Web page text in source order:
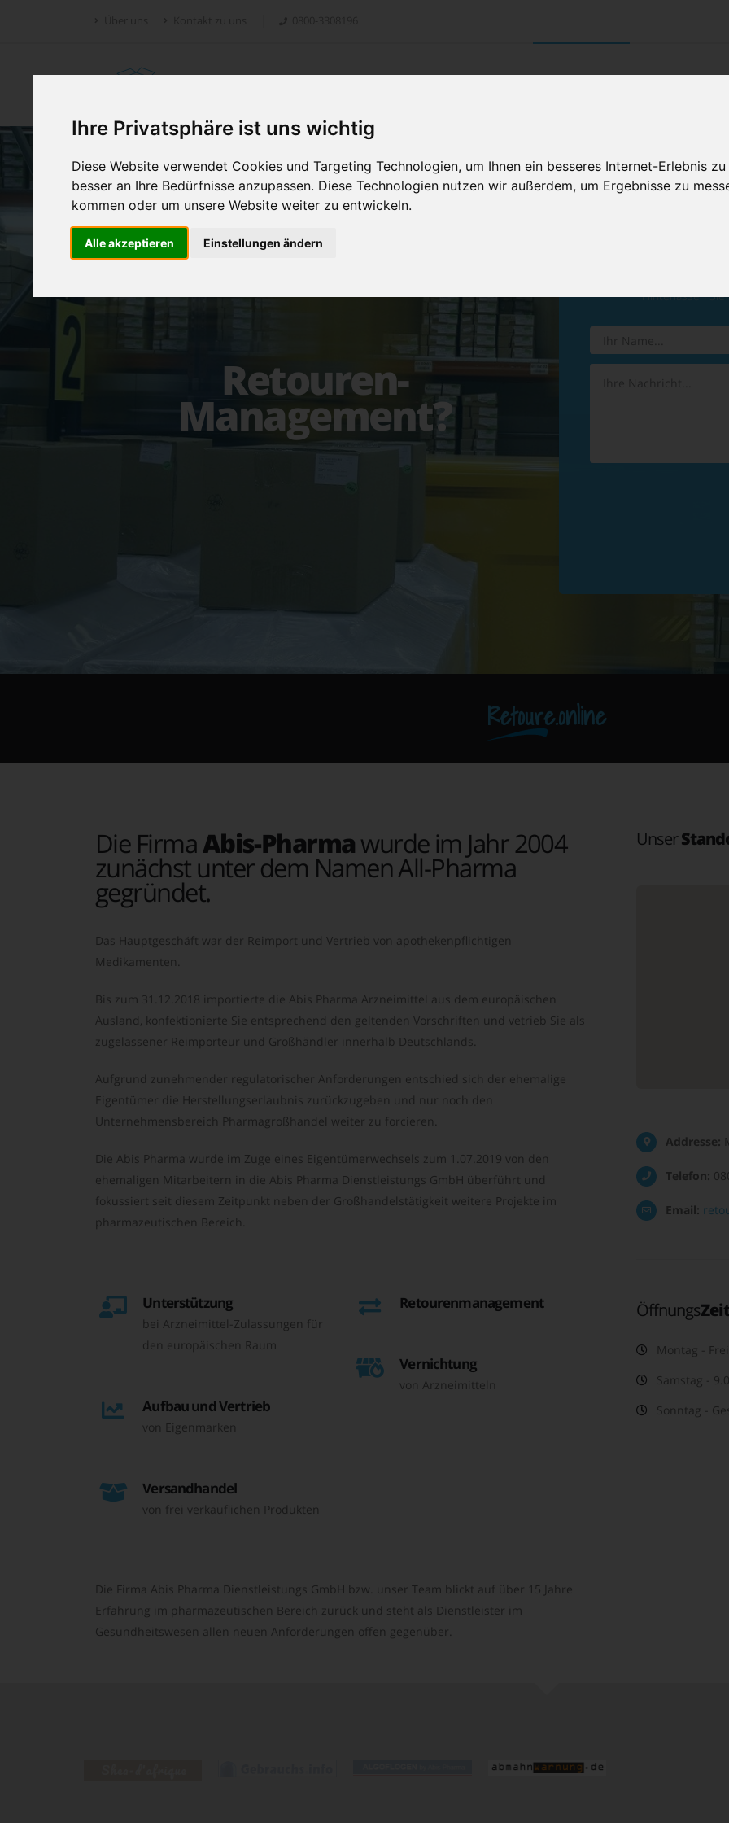
Ihre Privatsphäre ist uns wichtig
Diese Website verwendet Cookies und Targeting Technologien, um Ihnen ein besseres Internet-Erlebnis
besser an Ihre Bedürfnisse anzupassen. Diese Technologien nutzen wir außerdem, um Ergebnisse zu
kommen oder um unsere Website weiter zu entwickeln.
Alle akzeptieren Einstellungen ändern
Retoure.online
Retouren-
Management?
Hinterlassen
Retoure.online
Die FirmaAbis-Pharmawurde im Jahr 2004
zunächst unter dem Namen All-Pharma
gegründet.
Das Hauptgeschäft war der Reimport und Vertrieb von apothekenpflichtigen
Medikamenten.
Bis zum 31.12.2018 importierte die Abis Pharma Arzneimittel aus dem europäischen
Ausland, konfektionierte Sie entsprechend den geltenden Vorschriften und vetrieb Sie als
zugelassener Reimporteur und Großhändler innerhalb Deutschlands.
Aufgrund zunehmender regulatorischer Anforderungen entschied sich der ehemalige
Eigentümer die Herstellungserlaubnis zurückzugeben und nur noch den
Unternehmensbereich Pharmagroßhandel weiter zu forcieren.
Die Abis Pharma wurde im Zuge eines Eigentümerwechsels zum 1.07.2019 von den
ehemaligen Mitarbeitern in die Abis Pharma Dienstleistungs GmbH überführt und
fokussiert seit diesem Zeitpunkt neben der Großhandelstätigkeit weitere Projekte im
pharmazeutischen Bereich.
Unterstützung
bei Arzneimittel-Zulassungen für
den europäischen Raum
Aufbau und Vertrieb
von Eigenmarken
Versandhandel
von frei verkäuflichen Produkten
Retourenmanagement
Vernichtung
von Arzneimitteln
Die Firma Abis Pharma Dienstleistungs GmbH bzw. unser Team blickt auf über 15 Jahre
Erfahrung im pharmazeutischen Bereich zurück und steht als Dienstleister im
Gesundheitswesen allen neuen Anforderungen offen gegenüber.
Unser
Addresse:
Telefon:
Email:
Öffnungs
Montag -
Samstag -
Sonntag -